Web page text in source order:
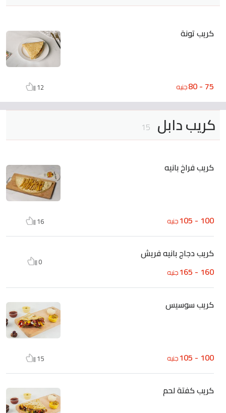
كريب تونة
75 - 80 جنيه 12
كريب دابل 15
كريب فراخ بانيه
100 - 105 جنيه 16
كريب دجاج بانيه فريش
160 - 165
جنيه
0
كريب سوسيس
100 - 105 جنيه 15
كريب كفتة لحم